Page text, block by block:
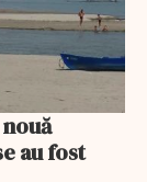
au fost